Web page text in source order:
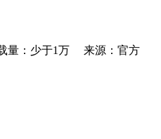
量：少于1万
来源：官方